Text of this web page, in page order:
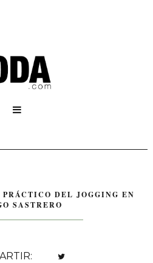

DEL JOGGING EN
SASTRERO